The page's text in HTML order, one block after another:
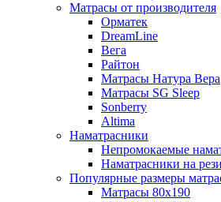
Матрасы от производителя
Орматек
DreamLine
Вега
Райтон
Матрасы Натура Вера
Матрасы SG Sleep
Sonberry
Altima
Наматрасники
Непромокаемые
Наматрасники на
Популярные размеры
Матрасы 80x190